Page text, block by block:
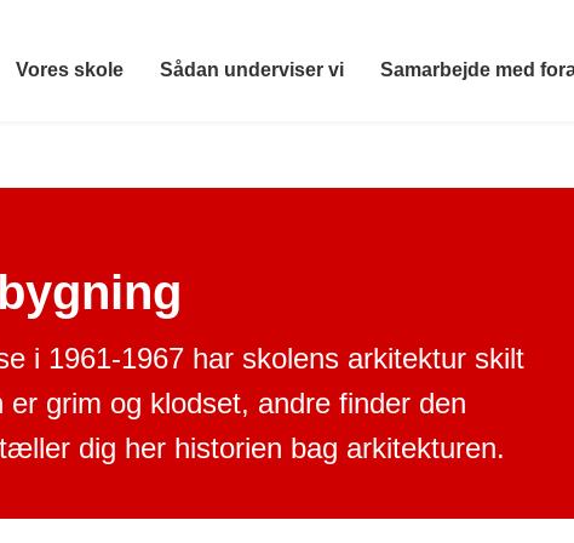
Vores skole Sådan underviser vi Samarbejde med
i 1961-1967 har skolens arkitektur skilt
grim og klodset, andre finder den
dig her historien bag arkitekturen.